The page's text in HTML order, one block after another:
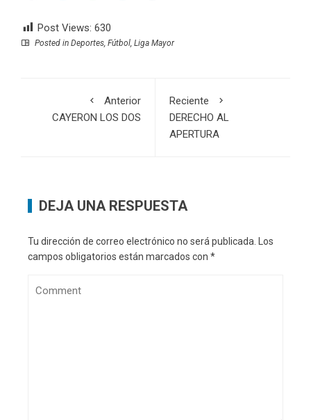
Post Views: 630
Posted in Deportes Fútbol Liga Mayor
Anterior
CAYERON LOS DOS
Reciente
DERECHO AL
APERTURA
DEJA UNA RESPUESTA
Tu dirección de correo electrónico no será publicada.
Los
campos obligatorios están marcados con *